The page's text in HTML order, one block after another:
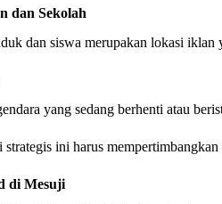
dan Sekolah
dan siswa merupakan lokasi iklan
yang sedang berhenti atau
ini harus
di Mesuji